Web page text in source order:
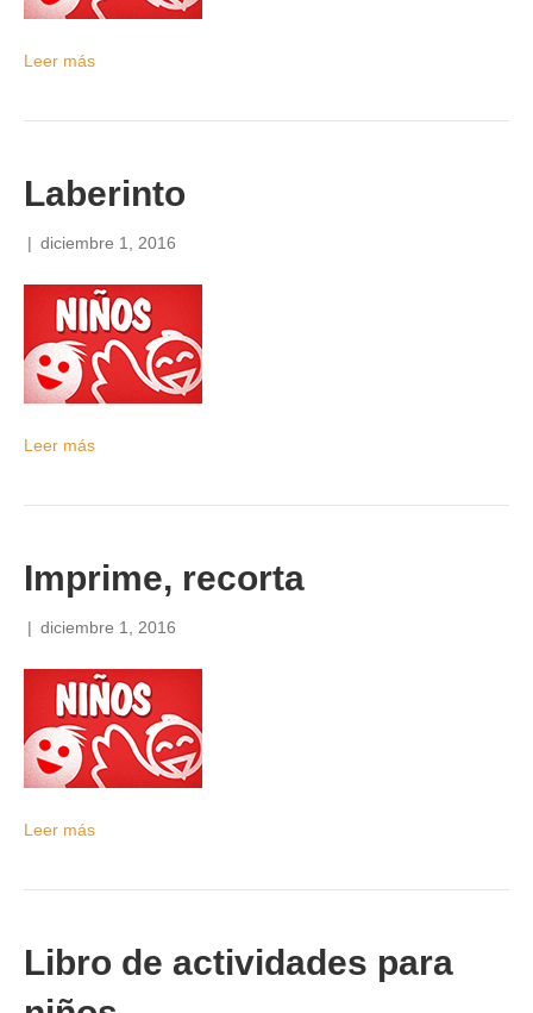
Leer más
Laberinto
| diciembre 1, 2016
Leer más
Imprime, recorta
| diciembre 1, 2016
Leer más
Libro de actividades para